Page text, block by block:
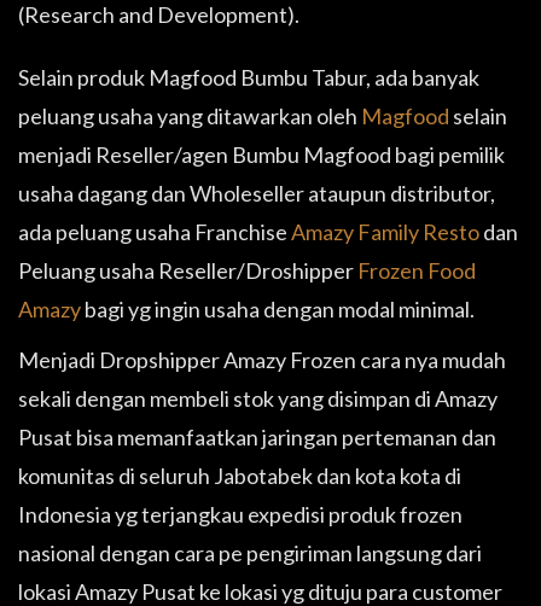
(Research and Development).
Selain produk Magfood Bumbu Tabur, ada banyak
peluang usaha yang ditawarkan oleh Magfood selain
menjadi Reseller/agen Bumbu Magfood bagi pemilik
usaha dagang dan Wholeseller ataupun distributor,
ada peluang usaha FranchiseAmazy Family Restodan
Peluang usaha Reseller/Droshipper Frozen Food
Amazybagi yg ingin usaha dengan modal minimal.
Menjadi Dropshipper Amazy Frozen cara nya mudah
sekali dengan membeli stok yang disimpan di Amazy
Pusat bisa memanfaatkan jaringan pertemanan dan
komunitas di seluruh Jabotabek dan kota kota di
Indonesia yg terjangkau expedisi produk frozen
nasional dengan cara pe pengiriman langsung dari
lokasi Amazy Pusat ke lokasi yg dituju para customer